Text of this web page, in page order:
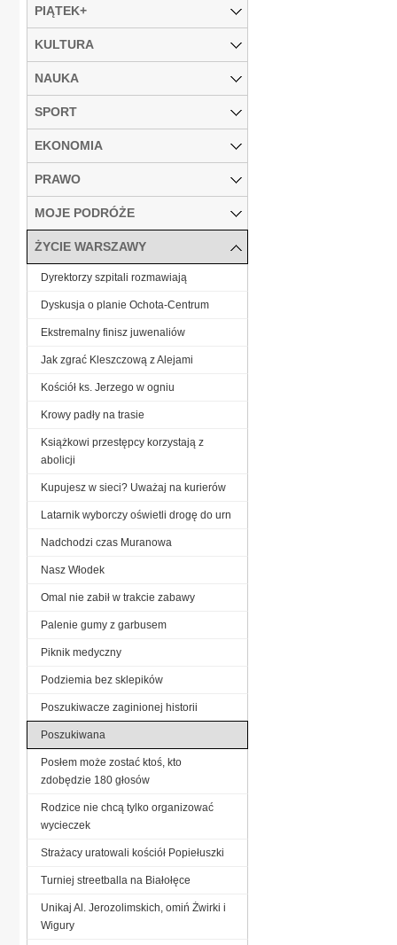
PIĄTEK+
KULTURA
NAUKA
SPORT
EKONOMIA
PRAWO
MOJE PODRÓŻE
ŻYCIE WARSZAWY
Dyrektorzy szpitali rozmawiają
Dyskusja o planie Ochota-Centrum
Ekstremalny finisz juwenaliów
Jak zgrać Kleszczową z Alejami
Kościół ks. Jerzego w ogniu
Krowy padły na trasie
Książkowi przestępcy korzystają z
abolicji
Kupujesz w sieci? Uważaj na kurierów
Latarnik wyborczy oświetli drogę do urn
Nadchodzi czas Muranowa
Nasz Włodek
Omal nie zabił w trakcie zabawy
Palenie gumy z garbusem
Piknik medyczny
Podziemia bez sklepików
Poszukiwacze zaginionej historii
Poszukiwana
Posłem może zostać ktoś, kto
zdobędzie 180 głosów
Rodzice nie chcą tylko organizować
wycieczek
Strażacy uratowali kościół Popiełuszki
Turniej streetballa na Białołęce
Unikaj Al. Jerozolimskich, omiń Żwirki i
Wigury